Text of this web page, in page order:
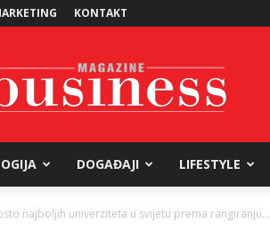
KONTAKT
DOGAĐAJI LIFESTYLE
najboljih univerziteta u svijetu prema rangiranju...